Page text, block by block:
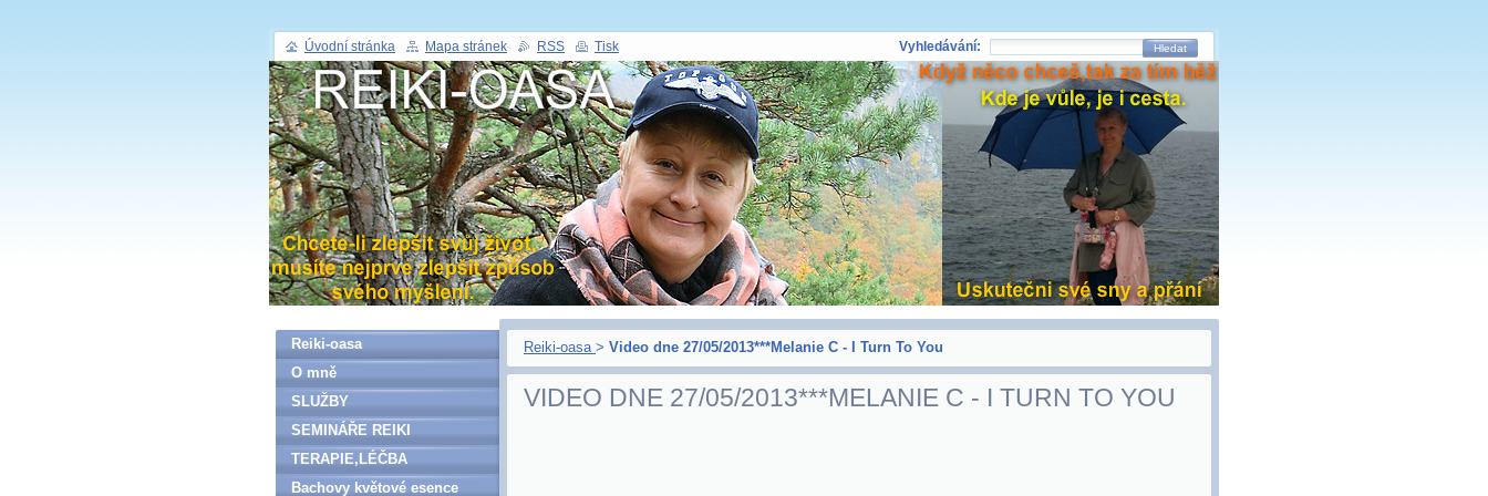
Reiki-oasa > Video dne 27/05/2013***Melanie C - I Turn To You
VIDEO DNE 27/05/2013***MELANIE C - I TURN TO YOU
Reiki-oasa
O mně
SLUŽBY
SEMINÁŘE REIKI
TERAPIE,LÉČBA
Bachovy květové esence
Úvodní stránka Mapa stránek RSS Tisk Vyhledávání: Hledat